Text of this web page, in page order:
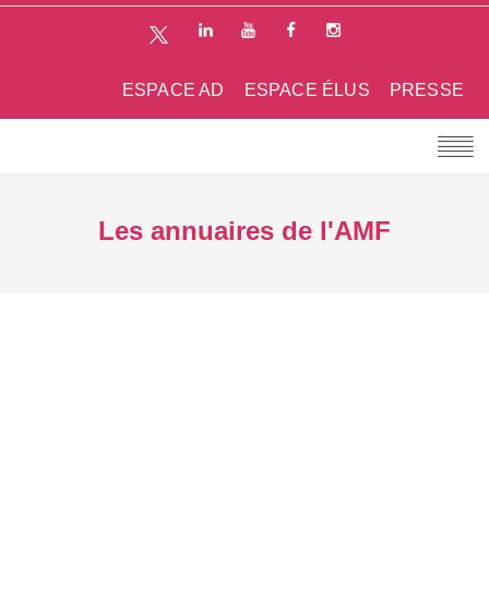
PRESSE
ESPACE ÉLUS
ESPACE AD
Les annuaires de l'AMF